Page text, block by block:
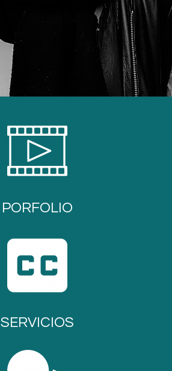
PORFOLIO
SERVICIOS